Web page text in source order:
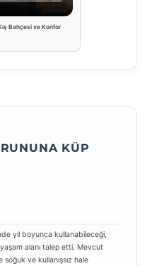
Bahçesi ve Konfor
KÜP
yıl boyunca kullanabileceği,
alanı talep etti. Mevcut
soğuk ve kullanışsız hale